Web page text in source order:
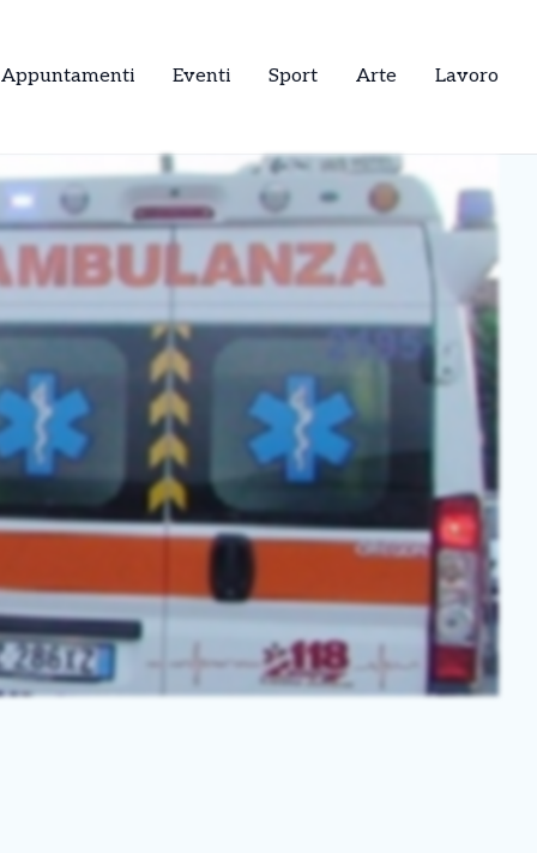
Appuntamenti Eventi Sport Arte Lavoro